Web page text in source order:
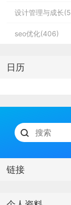
设计管理与成长
seo优化(406)
日历
链接